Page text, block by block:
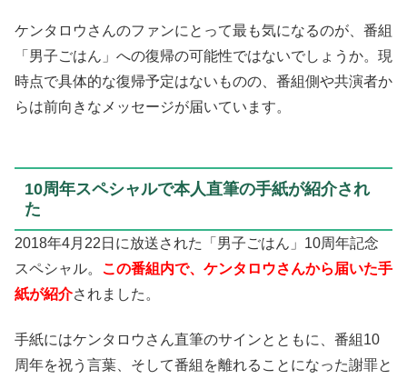
ケンタロウさんのファンにとって最も気になるのが、番組
「男子ごはん」への復帰の可能性ではないでしょうか。現
時点で具体的な復帰予定はないものの、番組側や共演者か
らは前向きなメッセージが届いています。
10周年スペシャルで本人直筆の手紙が紹介され
た
2018年4月22日に放送された「男子ごはん」10周年記念
スペシャル。 この番組内で、ケンタロウさんから届いた手
紙が紹介されました。
手紙にはケンタロウさん直筆のサインとともに、番組10
周年を祝う言葉、そして番組を離れることになった謝罪と